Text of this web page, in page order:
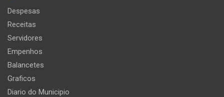
Despesas
Receitas
Servidores
Empenhos
Balancetes
Graficos
Diario do Municipio